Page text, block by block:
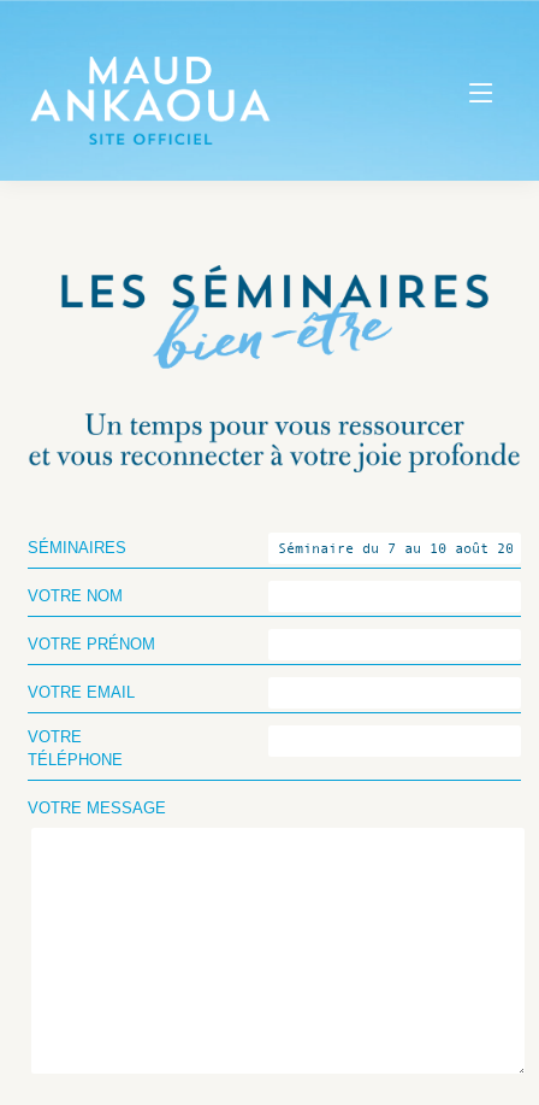
SÉMINAIRES
VOTRE NOM
VOTRE PRÉNOM
VOTRE EMAIL
VOTRE
TÉLÉPHONE
VOTRE MESSAGE